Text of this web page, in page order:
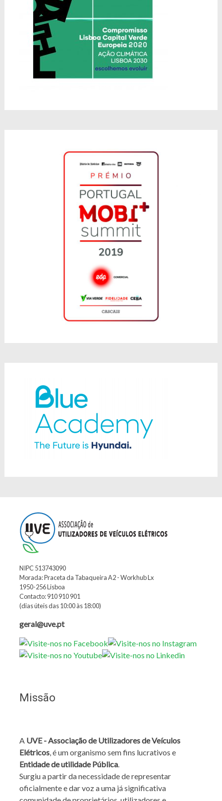
NIPC 513743090
Morada: Praceta da Tabaqueira A2 - Workhub Lx
1950-256 Lisboa
Contacto: 910 910 901
(dias úteis das 10:00 às 18:00)
geral@uve.pt
Missão
A UVE - Associação de Utilizadores de Veículos
Elétricos, é um organismo sem fins lucrativos e
Entidade de utilidade Pública.
Surgiu a partir da necessidade de representar
oficialmente e dar voz a uma já significativa